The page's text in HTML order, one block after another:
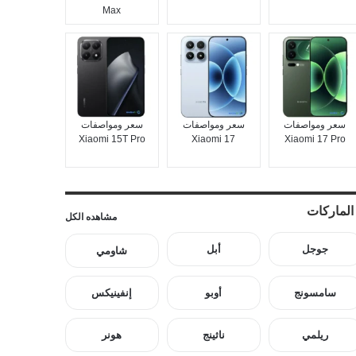
Max
سعر ومواصفات
Xiaomi 17 Pro
سعر ومواصفات
Xiaomi 17
سعر ومواصفات
Xiaomi 15T Pro
الماركات مشاهده الكل
جوجل أبل شاومي
سامسونج أوبو إنفينيكس
ريلمي ناثينج هونر